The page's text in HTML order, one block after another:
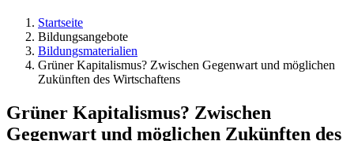
Startseite
Bildungsangebote
Bildungsmaterialien
Grüner Kapitalismus? Zwischen Gegenwart und möglichen
Zukünften des Wirtschaftens
Grüner Kapitalismus? Zwischen
Gegenwart und möglichen Zukünften des